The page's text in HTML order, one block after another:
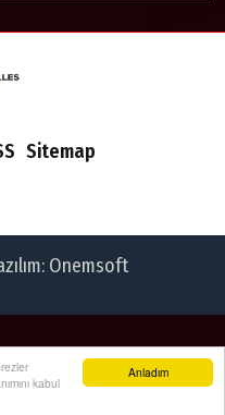
Anladım
kabul
Sitemap
Onemsoft